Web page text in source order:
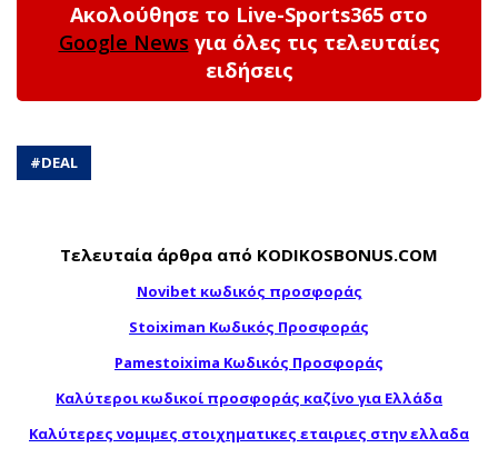
Ακολούθησε το Live-Sports365 στο
Google News για όλες τις τελευταίες
ειδήσεις
#DEAL
Τελευταία άρθρα από KODIKOSBONUS.COM
Novibet κωδικός προσφοράς
Stoiximan Κωδικός Προσφοράς
Pamestoixima Κωδικός Προσφοράς
Καλύτεροι κωδικοί προσφοράς καζίνο για Ελλάδα
Καλύτερες νομιμες στοιχηματικες εταιριες στην ελλαδα